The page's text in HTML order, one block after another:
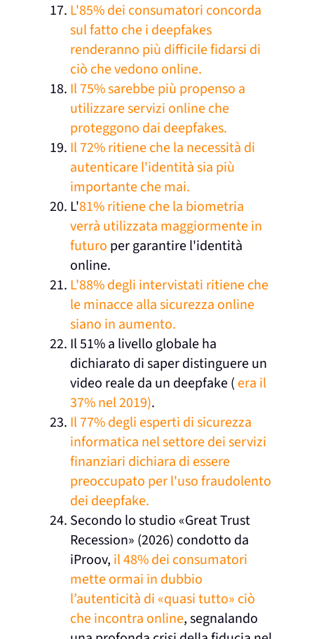
L'85% dei consumatori concorda
sul fatto che i deepfakes
renderanno più difficile fidarsi di
ciò che vedono online.
Il 75% sarebbe più propenso a
utilizzare servizi online che
proteggono dai deepfakes.
Il 72% ritiene che la necessità di
autenticare l'identità sia più
importante che mai.
L'81% ritiene che la biometria
verrà utilizzata maggiormente in
futuro per garantire l'identità
online.
L'88% degli intervistati ritiene che
le minacce alla sicurezza online
siano in aumento.
Il 51% a livello globale ha
dichiarato di saper distinguere un
video reale da un deepfake ( era il
37% nel 2019).
Il 77% degli esperti di sicurezza
informatica nel settore dei servizi
finanziari dichiara di essere
preoccupato per l'uso fraudolento
dei deepfake.
Secondo lo studio «Great Trust
Recession» (2026) condotto da
iProov, il 48% dei consumatori
mette ormai in dubbio
l’autenticità di «quasi tutto» ciò
che incontra online, segnalando